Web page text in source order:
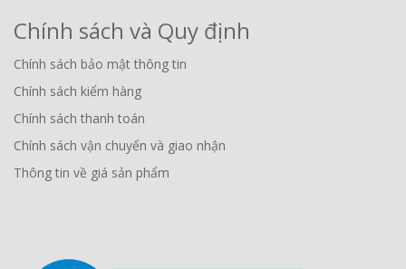
Chính sách và Quy định
Chính sách bảo mật thông tin
Chính sách kiểm hàng
Chính sách thanh toán
Chính sách vận chuyển và giao nhận
Thông tin về giá sản phẩm